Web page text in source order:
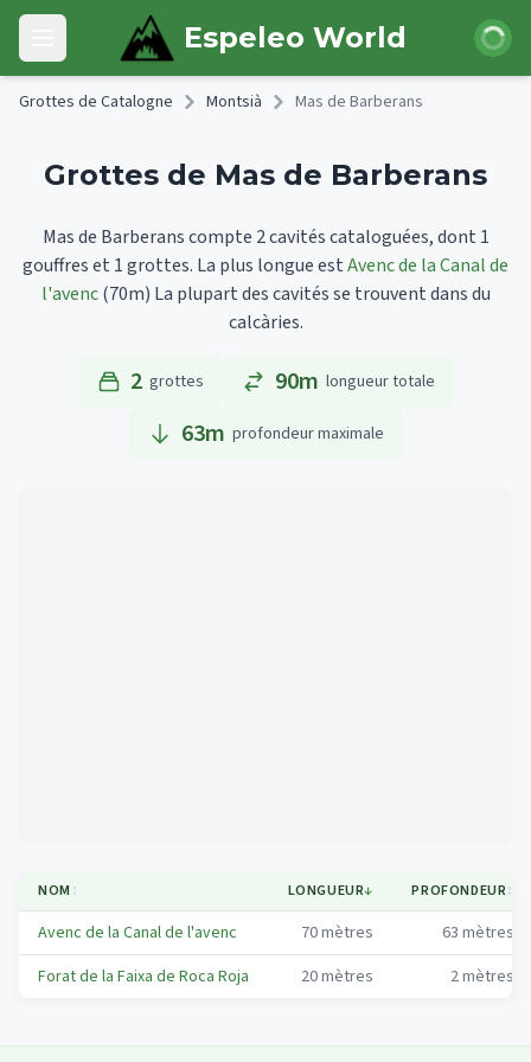
Skip to main content
Open main menu Espeleo World
Grottes de Catalogne Montsià Mas de Barberans
Grottes de Mas de Barberans
Mas de Barberans compte 2 cavités cataloguées, dont 1
gouffres et 1 grottes. La plus longue estAvenc de la Canal de
l'avenc(70m) La plupart des cavités se trouvent dans du
calcàries.
2 grottes 90m longueur totale
63m profondeur maximale
NOM ↕ LONGUEUR↓ PROFONDEUR↕
Avenc de la Canal de l'avenc 70mètres 63 mètres
Forat de la Faixa de Roca Roja
20mètres 2mètres